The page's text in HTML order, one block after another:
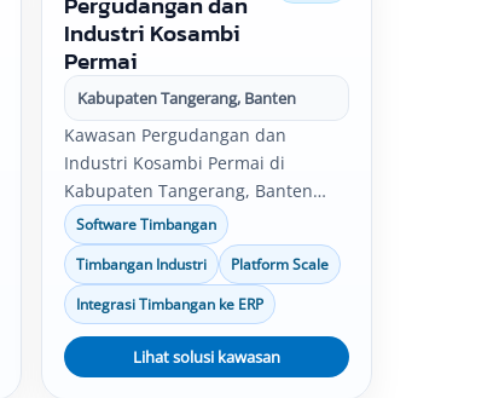
Industri Kosambi
Permai
Kabupaten Tangerang, Banten
Kawasan Pergudangan dan
Industri Kosambi Permai di
Kabupaten Tangerang, Banten
memiliki kebutuhan penimbangan
untuk pabrik, gudang, produksi,
quality control, logistik, dan
distribusi. Solusi timbangan
industri, software timbangan,
platform scale, bench scale, serta
integrasi data timbang dapat
Software Timbangan
Timbangan Industri
Platform Scale
Integrasi Timbangan ke ERP
Lihat solusi kawasan